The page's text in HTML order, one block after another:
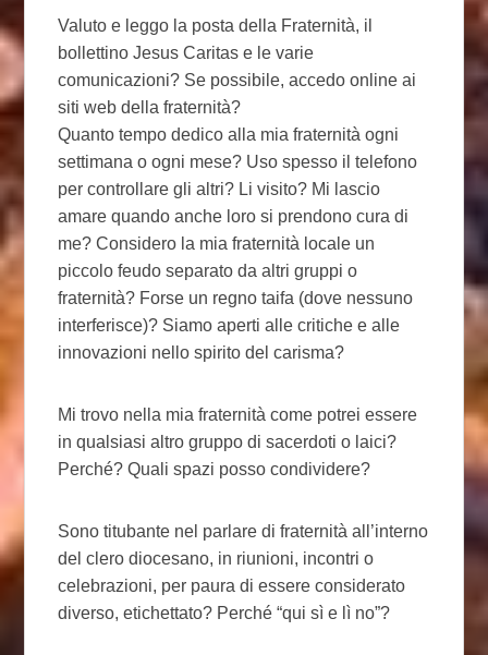
Valuto e leggo la posta della Fraternità, il
bollettino Jesus Caritas e le varie
comunicazioni? Se possibile, accedo online ai
siti web della fraternità?
Quanto tempo dedico alla mia fraternità ogni
settimana o ogni mese? Uso spesso il telefono
per controllare gli altri? Li visito? Mi lascio
amare quando anche loro si prendono cura di
me? Considero la mia fraternità locale un
piccolo feudo separato da altri gruppi o
fraternità? Forse un regno taifa (dove nessuno
interferisce)? Siamo aperti alle critiche e alle
innovazioni nello spirito del carisma?
Mi trovo nella mia fraternità come potrei essere
in qualsiasi altro gruppo di sacerdoti o laici?
Perché? Quali spazi posso condividere?
Sono titubante nel parlare di fraternità all’interno
del clero diocesano, in riunioni, incontri o
celebrazioni, per paura di essere considerato
diverso, etichettato? Perché “qui sì e lì no”?